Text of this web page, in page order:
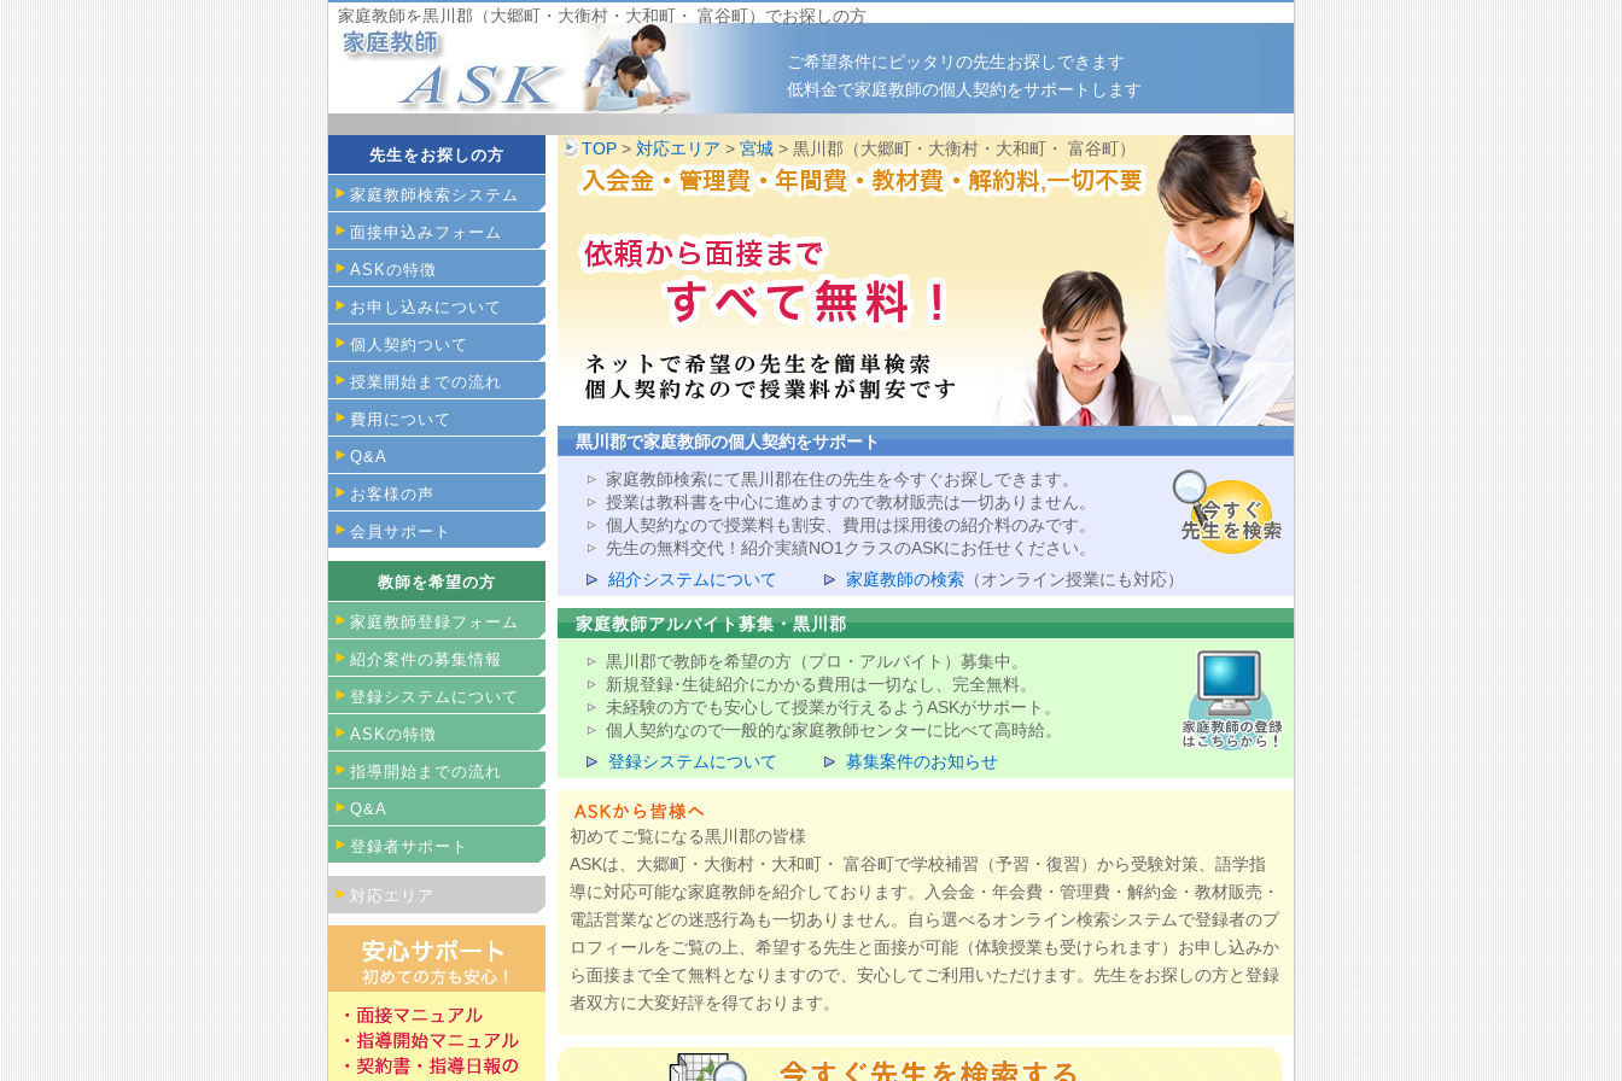
家庭教師を黒川郡（大郷町・大衡村・大和町・ 富谷町）でお探しの方
ご希望条件にピッタリの先生お探しできます
低料金で家庭教師の個人契約をサポートします
TOP > 対応エリア > 宮城 > 黒川郡（大郷町・大衡村・大和町・ 富谷町）
黒川郡で家庭教師の個人契約をサポート
家庭教師検索にて黒川郡在住の先生を今すぐお探しできます。
授業は教科書を中心に進めますので教材販売は一切ありません。
個人契約なので授業料も割安、費用は採用後の紹介料のみです。
先生の無料交代！紹介実績NO1クラスのASKにお任せください。
紹介システムについて
家庭教師の検索 （オンライン授業にも対応）
家庭教師アルバイト募集・黒川郡
黒川郡で教師を希望の方（プロ・アルバイト）募集中。
新規登録･生徒紹介にかかる費用は一切なし、完全無料。
未経験の方でも安心して授業が行えるようASKがサポート。
個人契約なので一般的な家庭教師センターに比べて高時給。
登録システムについて
募集案件のお知らせ
初めてご覧になる黒川郡の皆様
ASKは、大郷町・大衡村・大和町・ 富谷町で学校補習（予習・復習）から受験対策、語学指
導に対応可能な家庭教師を紹介しております。入会金・年会費・管理費・解約金・教材販売・
電話営業などの迷惑行為も一切ありません。自ら選べるオンライン検索システムで登録者のプ
ロフィールをご覧の上、希望する先生と面接が可能（体験授業も受けられます）お申し込みか
ら面接まで全て無料となりますので、安心してご利用いただけます。先生をお探しの方と登録
者双方に大変好評を得ております。
先生をお探しの方
家庭教師検索システム
面接申込みフォーム
ASKの特徴
お申し込みについて
個人契約ついて
授業開始までの流れ
費用について
Q&A
お客様の声
会員サポート
教師を希望の方
家庭教師登録フォーム
紹介案件の募集情報
登録システムについて
ASKの特徴
指導開始までの流れ
Q&A
登録者サポート
対応エリア